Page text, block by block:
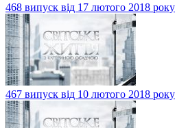
468 випуск від 17 лютого 2018 року
467 випуск від 10 лютого 2018 року